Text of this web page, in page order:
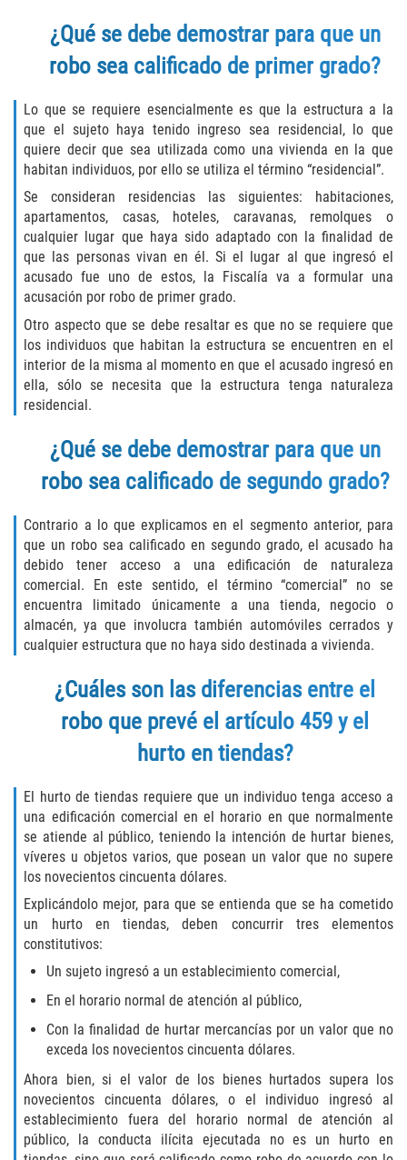
Robo 459 PC
Robo de Caja Fuerte
Hurto Mayor
Delitos Sexuales
Actos Lascivos con un Menor
Conducta Lasciva
Copulación oral forzada
Exposición Indecente
Molestar A Un Niño Menor de 18
Años
Merodear Para Cometer Prostitución
Penetración Sexual Forzada
Pornografía Infantil
Prostitución y Solicitación
Violación Estatutaria
Agresión Sexual
Delitos Violentos
Aumento de Sentencia para Pandillas
Intento de Asesinato
Homicidio
Homicidio Voluntario
Secuestro
Delitos Contra La Propiedad
Dañar Líneas Telefónicas, Eléctricas o
de Servicios Públicos
Incendio Provocado
¿Qué se debe demostrar para que un
robo sea calificado de primer grado?
Lo que se requiere esencialmente es que la estructura a la
que el sujeto haya tenido ingreso sea residencial, lo que
quiere decir que sea utilizada como una vivienda en la que
habitan individuos, por ello se utiliza el término “residencial”.
Se consideran residencias las siguientes: habitaciones,
apartamentos, casas, hoteles, caravanas, remolques o
cualquier lugar que haya sido adaptado con la finalidad de
que las personas vivan en él. Si el lugar al que ingresó el
acusado fue uno de estos, la Fiscalía va a formular una
acusación por robo de primer grado.
Otro aspecto que se debe resaltar es que no se requiere que
los individuos que habitan la estructura se encuentren en el
interior de la misma al momento en que el acusado ingresó en
ella, sólo se necesita que la estructura tenga naturaleza
residencial.
¿Qué se debe demostrar para que un
robo sea calificado de segundo grado?
Contrario a lo que explicamos en el segmento anterior, para
que un robo sea calificado en segundo grado, el acusado ha
debido tener acceso a una edificación de naturaleza
comercial. En este sentido, el término “comercial” no se
encuentra limitado únicamente a una tienda, negocio o
almacén, ya que involucra también automóviles cerrados y
cualquier estructura que no haya sido destinada a vivienda.
¿Cuáles son las diferencias entre el
robo que prevé el artículo 459 y el
hurto en tiendas?
El hurto de tiendas requiere que un individuo tenga acceso a
una edificación comercial en el horario en que normalmente
se atiende al público, teniendo la intención de hurtar bienes,
víveres u objetos varios, que posean un valor que no supere
los novecientos cincuenta dólares.
Explicándolo mejor, para que se entienda que se ha cometido
un hurto en tiendas, deben concurrir tres elementos
constitutivos:
Un sujeto ingresó a un establecimiento comercial,
En el horario normal de atención al público,
Con la finalidad de hurtar mercancías por un valor que no
exceda los novecientos cincuenta dólares.
Ahora bien, si el valor de los bienes hurtados supera los
novecientos cincuenta dólares, o el individuo ingresó al
establecimiento fuera del horario normal de atención al
público, la conducta ilícita ejecutada no es un hurto en